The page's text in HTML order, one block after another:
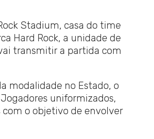
Stadium, casa do time
Hard Rock, a unidade de
transmitir a partida com
modalidade no Estado, o
uniformizados,
o objetivo de envolver